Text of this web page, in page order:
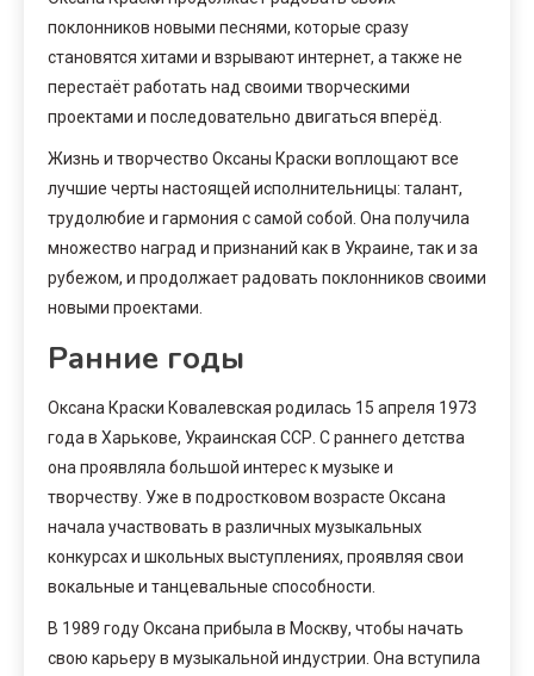
поклонников новыми песнями, которые сразу
становятся хитами и взрывают интернет, а также не
перестаёт работать над своими творческими
проектами и последовательно двигаться вперёд.
Жизнь и творчество Оксаны Краски воплощают все
лучшие черты настоящей исполнительницы: талант,
трудолюбие и гармония с самой собой. Она получила
множество наград и признаний как в Украине, так и за
рубежом, и продолжает радовать поклонников своими
новыми проектами.
Ранние годы
Оксана Краски Ковалевская родилась 15 апреля 1973
года в Харькове, Украинская ССР. С раннего детства
она проявляла большой интерес к музыке и
творчеству. Уже в подростковом возрасте Оксана
начала участвовать в различных музыкальных
конкурсах и школьных выступлениях, проявляя свои
вокальные и танцевальные способности.
В 1989 году Оксана прибыла в Москву, чтобы начать
свою карьеру в музыкальной индустрии. Она вступила